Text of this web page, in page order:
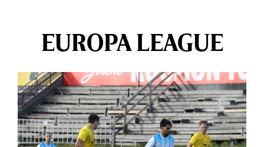
EUROPA LEAGUE